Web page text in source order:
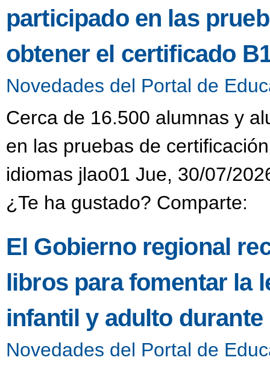
participado en las
obtener el certificado
Novedades del Portal de
Cerca de 16.500 alumnas y
en las pruebas de
idiomas jlao01 Jue, 30/07/
¿Te ha gustado? Comparte:
El Gobierno regional
libros para fomentar la
infantil y adulto
Novedades del Portal de